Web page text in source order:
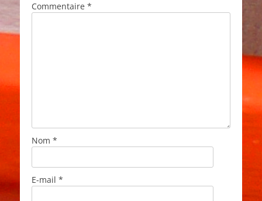
Commentaire *
Nom *
E-mail *